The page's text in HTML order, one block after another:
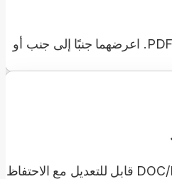
اكتشف كل تغيير بين ملفي PDF. اعرضهما جنبًا إلى جنب أو
حوّل ملف PDF إلى DOC/DOCX قابل للتعديل مع الاحتفاظ